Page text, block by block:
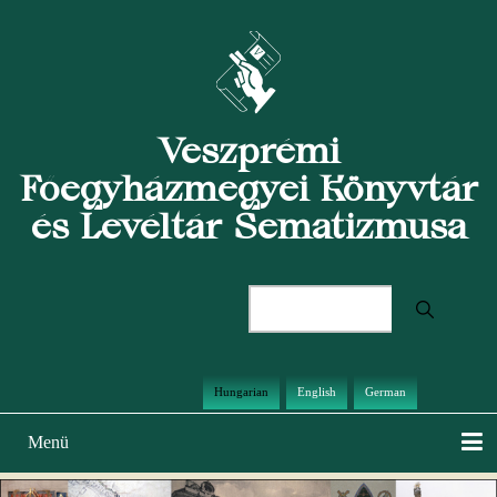
Veszprémi
Főegyházmegyei Könyvtár
és Levéltár Sematizmusa
Hungarian English German
Main
Menü